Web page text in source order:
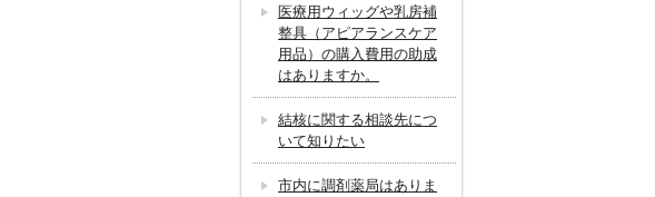
医療用ウィッグや乳房補
整具（アピアランスケア
用品）の購入費用の助成
はありますか。
結核に関する相談先につ
いて知りたい
市内に調剤薬局はありま